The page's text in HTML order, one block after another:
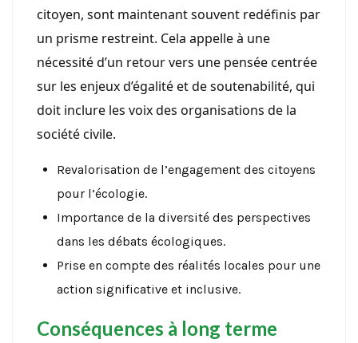
citoyen, sont maintenant souvent redéfinis par
un prisme restreint. Cela appelle à une
nécessité d’un retour vers une pensée centrée
sur les enjeux d’égalité et de soutenabilité, qui
doit inclure les voix des organisations de la
société civile.
Revalorisation de l’engagement des citoyens
pour l’écologie.
Importance de la diversité des perspectives
dans les débats écologiques.
Prise en compte des réalités locales pour une
action significative et inclusive.
Conséquences à long terme